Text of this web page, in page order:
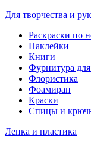
Для творчества и
Раскраски по
Наклейки
Книги
Фурнитура
Флористика
Фоамиран
Краски
Спицы и
Лепка и пластика